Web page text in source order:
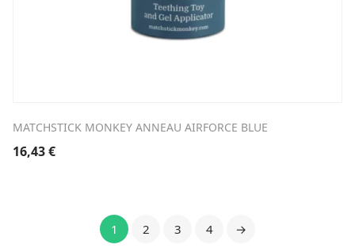
MATCHSTICK MONKEY ANNEAU AIRFORCE BLUE
16,43€
1 2 3 4 →